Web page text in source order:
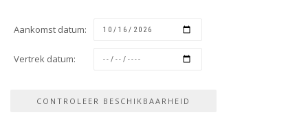
Aankomst datum:
Vertrek datum: